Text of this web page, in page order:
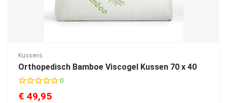
Kussens
Orthopedisch Bamboe Viscogel Kussen 70 x 40
0
€ 49,95